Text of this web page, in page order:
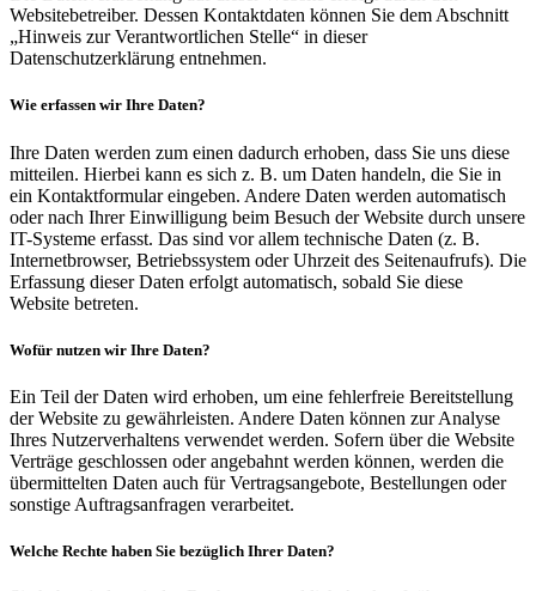
Websitebetreiber. Dessen Kontaktdaten können Sie dem Abschnitt
„Hinweis zur Verantwortlichen Stelle“ in dieser
Datenschutzerklärung entnehmen.
Wie erfassen wir Ihre Daten?
Ihre Daten werden zum einen dadurch erhoben, dass Sie uns diese
mitteilen. Hierbei kann es sich z. B. um Daten handeln, die Sie in
ein Kontaktformular eingeben. Andere Daten werden automatisch
oder nach Ihrer Einwilligung beim Besuch der Website durch unsere
IT-Systeme erfasst. Das sind vor allem technische Daten (z. B.
Internetbrowser, Betriebssystem oder Uhrzeit des Seitenaufrufs). Die
Erfassung dieser Daten erfolgt automatisch, sobald Sie diese
Website betreten.
Wofür nutzen wir Ihre Daten?
Ein Teil der Daten wird erhoben, um eine fehlerfreie Bereitstellung
der Website zu gewährleisten. Andere Daten können zur Analyse
Ihres Nutzerverhaltens verwendet werden. Sofern über die Website
Verträge geschlossen oder angebahnt werden können, werden die
übermittelten Daten auch für Vertragsangebote, Bestellungen oder
sonstige Auftragsanfragen verarbeitet.
Welche Rechte haben Sie bezüglich Ihrer Daten?